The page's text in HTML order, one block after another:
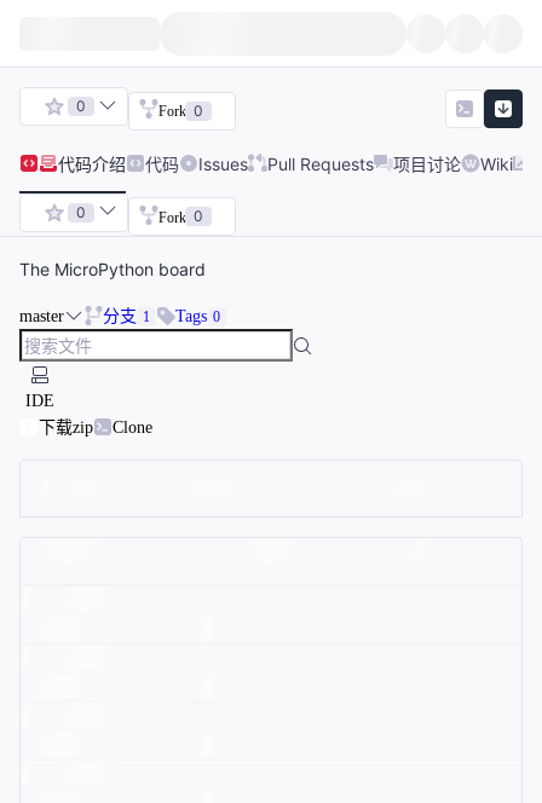
0 Fork 0
代码介绍 代码 Issues Pull Requests 项目讨论 Wiki
0 Fork 0
The MicroPython board
master 分支 1 Tags 0
IDE
下载zip
Clone